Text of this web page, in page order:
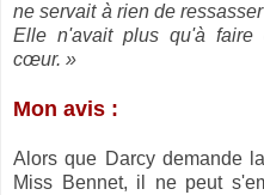
ne servait à rien de
Elle n'avait plus qu'à faire
cœur. »
Mon avis :
Alors que Darcy demande
Miss Bennet, il ne peut